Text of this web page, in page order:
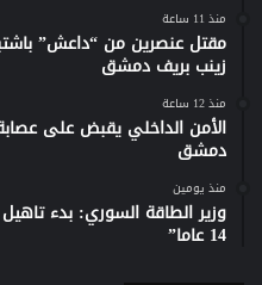
منذ 11 ساعة
مقتل عنصرين من “داعش”
زينب بريف دمشق
منذ 12 ساعة
الأمن الداخلي يقبض على
دمشق
منذ يومين
وزير الطاقة السوري: بدء
14 عاما”